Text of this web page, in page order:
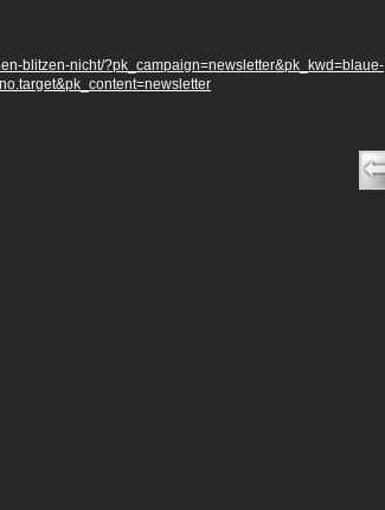
blitzen-nicht/?pk_campaign=newsletter&pk_kwd=blaue-